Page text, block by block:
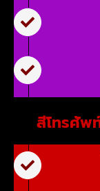
สีโทรศัพ